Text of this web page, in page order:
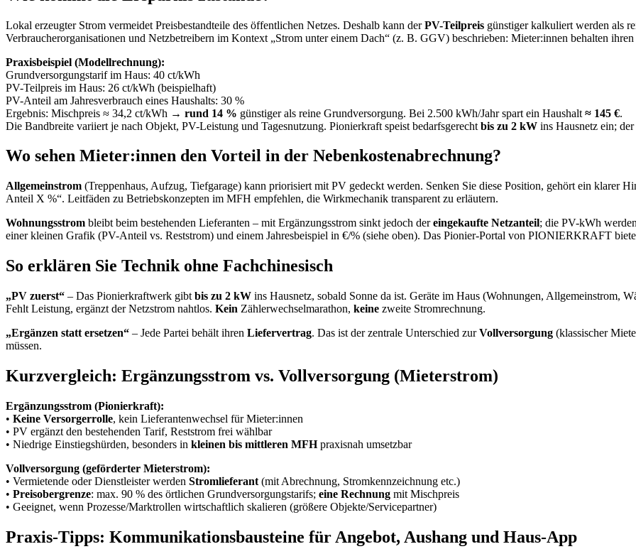
Lokal erzeugter Strom vermeidet Preisbestandteile des öffentlichen Netzes. Deshalb kann derPV-Teilpreis günstiger kalkuliert werden als
Verbraucherorganisationen und Netzbetreibern im Kontext „Strom unter einem Dach“ (z. B. GGV) beschrieben: Mieter:innen behalten
Praxisbeispiel (Modellrechnung):
Grundversorgungstarif im Haus: 40 ct/kWh
PV-Teilpreis im Haus: 26 ct/kWh (beispielhaft)
PV-Anteil am Jahresverbrauch eines Haushalts: 30 %
Ergebnis: Mischpreis ≈ 34,2 ct/kWh → rund 14 % günstiger als reine Grundversorgung. Bei 2.500 kWh/Jahr spart ein Haushalt ≈ 145 €.
Die Bandbreite variiert je nach Objekt, PV-Leistung und Tagesnutzung. Pionierkraft speist bedarfsgerecht bis zu 2 kW ins Hausnetz ein;
Wo sehen Mieter:innen den Vorteil in der Nebenkostenabrechnung?
Allgemeinstrom (Treppenhaus, Aufzug, Tiefgarage) kann priorisiert mit PV gedeckt werden. Senken Sie diese Position, gehört ein klarer
Anteil X %“. Leitfäden zu Betriebskonzepten im MFH empfehlen, die Wirkmechanik transparent zu erläutern.
Wohnungsstrom bleibt beim bestehenden Lieferanten – mit Ergänzungsstrom sinkt jedoch dereingekaufte Netzanteil; die PV-kWh
einer kleinen Grafik (PV-Anteil vs. Reststrom) und einem Jahresbeispiel in €/% (siehe oben). Das Pionier-Portal von PIONIERKRAFT
So erklären Sie Technik ohne Fachchinesisch
„PV zuerst“ – Das Pionierkraftwerk gibt bis zu 2 kW ins Hausnetz, sobald Sonne da ist. Geräte im Haus (Wohnungen, Allgemeinstrom,
Fehlt Leistung, ergänzt der Netzstrom nahtlos. Kein Zählerwechselmarathon, keine zweite Stromrechnung.
„Ergänzen statt ersetzen“ – Jede Partei behält ihren Liefervertrag. Das ist der zentrale Unterschied zurVollversorgung (klassischer
müssen.
Kurzvergleich: Ergänzungsstrom vs. Vollversorgung (Mieterstrom)
Ergänzungsstrom (Pionierkraft):
• Keine Versorgerrolle, kein Lieferantenwechsel für Mieter:innen
• PV ergänzt den bestehenden Tarif, Reststrom frei wählbar
• Niedrige Einstiegshürden, besonders in kleinen bis mittleren MFHpraxisnah umsetzbar
Vollversorgung (geförderter Mieterstrom):
• Vermietende oder Dienstleister werden Stromlieferant (mit Abrechnung, Stromkennzeichnung etc.)
• Preisobergrenze: max. 90 % des örtlichen Grundversorgungstarifs; eine Rechnung mit Mischpreis
• Geeignet, wenn Prozesse/Marktrollen wirtschaftlich skalieren (größere Objekte/Servicepartner)
Praxis-Tipps: Kommunikationsbausteine für Angebot, Aushang und Haus-App